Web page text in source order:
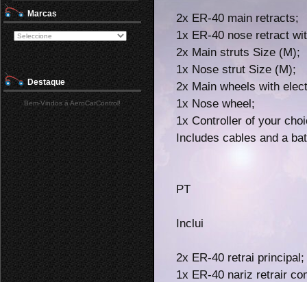
Marcas
Destaque
Bem-Vindos à AeroCarControl!
2x ER-40 main retracts;
1x ER-40 nose retract
2x Main struts Size (M);
1x Nose strut Size (M);
2x Main wheels with
1x Nose wheel;
1x Controller of your
Includes cables and a
PT
Inclui
2x ER-40 retrai principal;
1x ER-40 nariz retrair